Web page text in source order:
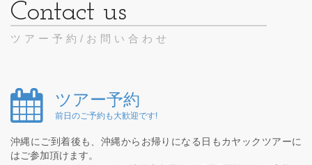
ツアー予約/お問い合わせ
ツアー予約
前日のご予約も大歓迎です!
沖縄にご到着後も、沖縄からお帰りになる日もカヤックツアーに
はご参加頂けます。